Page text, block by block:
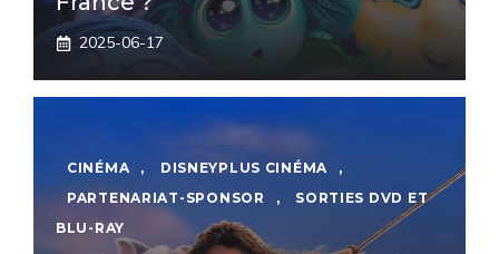
2025-06-17
CINÉMA , DISNEYPLUS CINÉMA
,
PARTENARIAT-SPONSOR
,
SORTIES DVD ET
BLU-RAY